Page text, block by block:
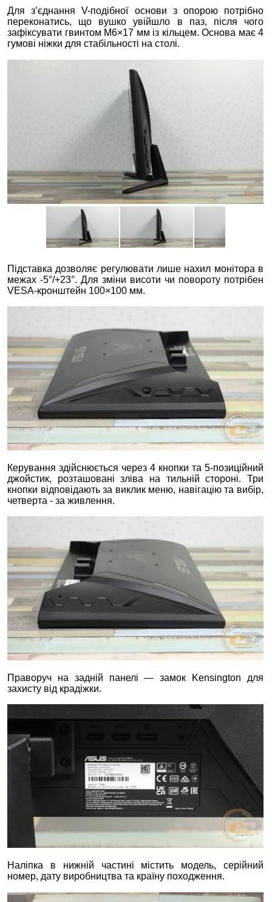
Для з’єднання V-подібної основи з опорою потрібно
переконатись, що вушко увійшло в паз, після чого
зафіксувати гвинтом M6×17 мм із кільцем. Основа має 4
гумові ніжки для стабільності на столі.
Підставка дозволяє регулювати лише нахил монітора в
межах -5°/+23°. Для зміни висоти чи повороту потрібен
VESA-кронштейн 100×100 мм.
Керування здійснюється через 4 кнопки та 5-позиційний
джойстик, розташовані зліва на тильній стороні. Три
кнопки відповідають за виклик меню, навігацію та вибір,
четверта - за живлення.
Праворуч на задній панелі — замок Kensington для
захисту від крадіжки.
Наліпка в нижній частині містить модель, серійний
номер, дату виробництва та країну походження.